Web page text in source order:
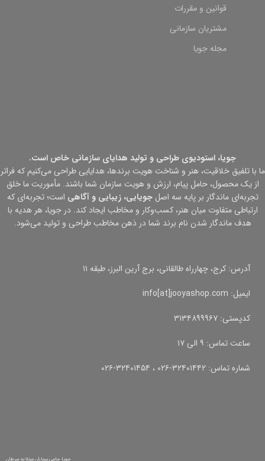
قوانین و مقررات
مشتریان سازمانی
مجله جویا
جویا، استودیوی طراحی و تولید هدایای سازمانی خاص است.
ما با تلفیق خلاقیت، هنر و شناخت هویت برندها، هدایایی طراحی می‌کنیم که فراتر
از یک محصول، حامل پیام، ارزش و هویت سازمان شما باشند. مأموریت ما خلق
تجربه‌ای ماندگار بر پایه سه اصلجویایی، زیبایی و آگاهی است؛ تجربه‌ای که
ارتباطی متفاوت میان هنر، کسب‌وکار و مخاطب ایجاد کند. در جویا، هر هدیه با
هدف ماندگار شدن نام برند شما در ذهن مخاطب طراحی و تولید می‌شود.
آدرس: کرج، چهارراه طالقانی، برج آرین البرز، طبقه ۱۱
ایمیل: info[at]jooyashop.com
کدپستی: ۳۱۳۴۸۹۹۹۶۷
ساعت تماس: ۹ الی ۱۷
شماره تماس: ۳۲۴۰۱۴۴۲-۰۲۶ ، ۳۲۴۰۱۴۵۴-۰۲۶
جویا حامی بیماران مبتلا به سرطان